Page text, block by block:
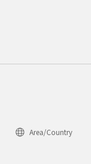
Area/Country